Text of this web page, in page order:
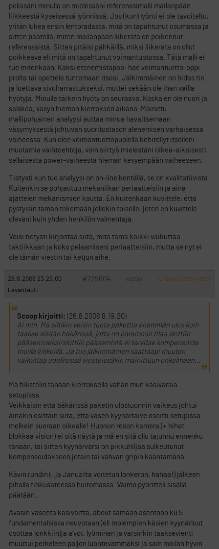
pelissäni minulla on mielessäni referenssimalli mailanpään
liikkeestä kyseisessä lyönnissä. Jos (kun) lyönti ei ole tavoiteltu,
yritän lukea ensin lentoradasta, mitä on tapahtunut osumassa ja
sitten päätellä, miten mailanpään liikerata on poikennut
referenssistä. Sitten pitäisi pähkäillä, miksi liikerata on ollut
poikkeava eli mitä on tapahtunut voimantuotossa. Tätä malli ei
tue mitenkään. Kaksi etenemistapaa: hae voimantuotto-oppi
prolta tai opettele tuntemaan itsesi. Jälkimmäinen on hidas tie
ja luettava sivuharrastukseksi, muttei sekään ole ihan vailla
hyötyjä. Minulle tärkein hyöty on seuraava. Koska en ole nuori ja
salskea, väsyn hieman kierroksen aikana. Mainittu
mallipohjainen analyysi auttaa minua havaitsemaan
väsymyksestä johtuvan suoritustason alenemisen varhaisessa
vaiheessa. Kun olen voimantuottopuolella kehitellyt itselleni
muutamia vaihtoehtoja, voin siirtyä mielestäni oikea-aikaisesti
sellaisesta power-vaiheesta hieman kevyempään vaiheeseen.
Tietysti kun tuo analyysi on on-line kentällä, se on kvalitatiivista.
Kuitenkin se pohjautuu mekaniikan periaatteisiin ja aina
ajattelen mekanismien kautta. En kuitenkaan kuvittele, että
pystyisin tämän tekemään jollekin toiselle, joten en kuvittele
olevani kuin yhden henkilön valmentaja.
Voisi tietysti kirjoittaa siitä, mitä tämä kaikki vaikuttaa
taktiikkaan ja koko pelaamiseni periaatteisiin, mutta se nyt ei
ole tämän viestin tai ketjun aihe.
28.8.2008 23:29:00 #229604 VASTAA ILMOITA ASIATON VIESTI
Lavantauti
Scoop kirjoitti: (26.8.2008 8:19:20)
Ai niin. Mä siltikin veisin tuota pakettia enemmän ulos kuin
taakse sisään bäkärissä, jotta on paremmin tilaa slottiin
pääsemiseksi/slottiin pääsemistä ei tarvitse kompensoida
muilla liikkeillä. Ja tuo jälkimmäinen saattaapi muuten
vaikuttaa edellisissä viesteissäkin mainittuun onkelmaan…
Mä fiilistelin tänään kierroksella vähän mun käsivarsia
setupissa.
Veikkaisin että bäkärissä paketin ulostuonnin vaikeus johtui
ainakin osittain siitä, että vasen kyynärtaive osoitti setupissa
melkein suoraan oikealle! Huonon reson kamera (+ hihat
blokkaa vision) ei sitä näytä ja mä en sitä ollu tajunnu ennenku
tänään, tai sitten kyynärvarsi on pikkuhiljaa sulkeutunut
kompensoidakseen jotain tai vahvan gripin kääntämänä..
Kävin rundin (..ja Januzilta voitetun lonkeron, hahaa!) jälkeen
pihalla tihkusateessa huitomassa. Vaimo pyöritteli sisällä
päätään..
Avasin vasenta käsivartta, about samaan asentoon ku 5
fundamentalsissa neuvotaan (eli molempien käsien kyynärluut
osottaa lonkkiin)ja a’vot, lyöminen ja varsinkin taaksevienti
muuttui perkeleen paljon luontevammaksi ja sain mailan hyvin